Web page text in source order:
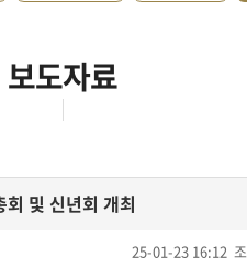
보도자료
및 신년회 개최
25-01-23 16:12